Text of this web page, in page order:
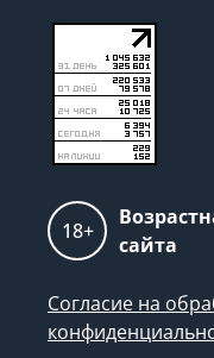
18+
сайта
Согласие на